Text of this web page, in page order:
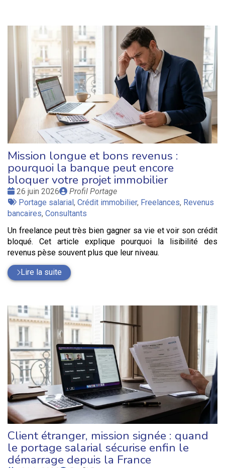
Mission longue et bons revenus :
pourquoi la banque peut encore
bloquer votre projet immobilier
Date
:
26 juin 2026
Publié
par
Profil Portage
Tags
:
Portage salarial, Crédit immobilier, Freelances, Revenus
bancaires, Consultants
Un freelance peut très bien gagner sa vie et voir son crédit
bloqué. Cet article explique pourquoi la lisibilité des
revenus pèse souvent plus que leur niveau.
Lire la suite
Client étranger, mission signée : quand
le portage salarial sécurise enfin le
démarrage depuis la France